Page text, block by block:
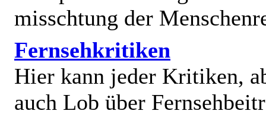
misschtung der
Fernsehkritiken
Hier kann jeder Kritiken,
auch Lob über